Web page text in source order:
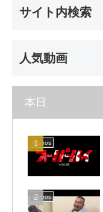
サイト内検索
人気動画
本日
Videos
Videos